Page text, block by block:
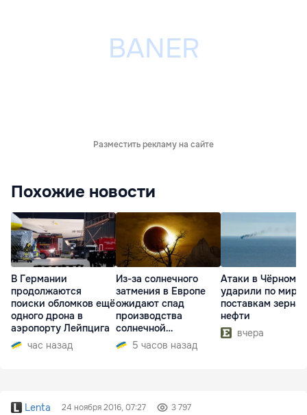
Разместить рекламу на сайте
Похожие новости
В Германии
продолжаются
поиски обломков ещё
одного дрона в
аэропорту Лейпцига
час назад
Из-за солнечного
затмения в Европе
ожидают спад
производства
солнечной
электроэнергии
5 часов назад
Атаки в Чёрном
ударили по
поставкам зерна
нефти
вчера
Lenta 24 ноября 2016, 07:27 3 797